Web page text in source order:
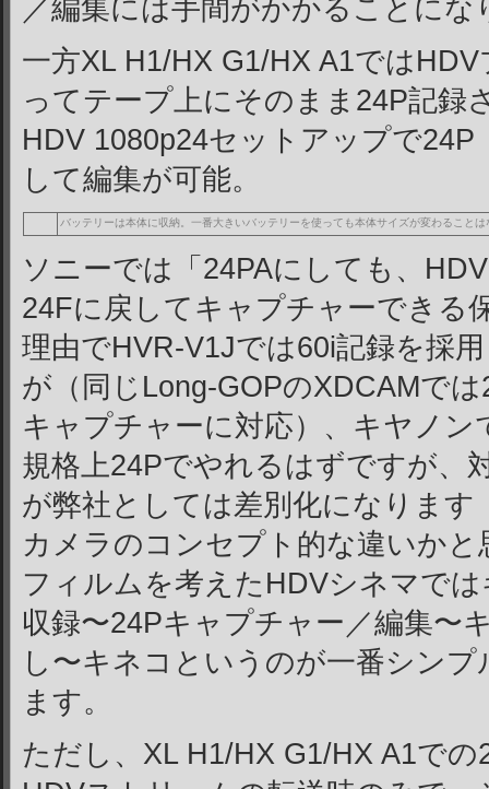
／編集には手間がかかることにな
一方XL H1/HX G1/HX A1では
ってテープ上にそのまま24P記録
HDV 1080p24セットアップで
して編集が可能。
バッテリーは本体に収納。 一番大きいバッテリーを使っても本体サイズが変わることは
ソニーでは「24PAにしても、
24Fに戻してキャプチャーできる
理由でHVR-V1Jでは60i記録を採
が（同じLong-GOPのXDCAMで
キャプチャーに対応）、キヤノ
規格上24Pでやれるはずですが、
が弊社としては差別化になります
カメラのコンセプト的な違いか
フィルムを考えたHDVシネマで
収録〜24Pキャプチャー／編集〜
し〜キネコというのが一番シン
ます。
ただし、XL H1/HX G1/HX A1で